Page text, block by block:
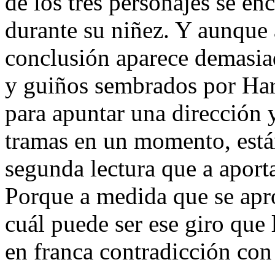
durante su niñez. Y
conclusión aparece
y guiños sembrados por
para apuntar una dirección
tramas en un momento,
segunda lectura que a
Porque a medida que se
cuál puede ser ese giro
en franca contradicción